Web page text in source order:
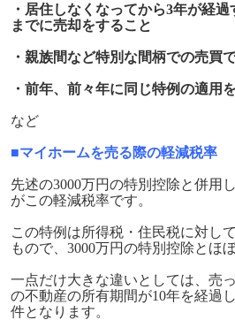
・居住しなくなってから3年が経
までに売却をすること
・親族間など特別な間柄での売買
・前年、前々年に同じ特例の適用
など
■マイホームを売る際の軽減税率
先述の3000万円の特別控除と併用
がこの軽減税率です。
この特例は所得税・住民税に対し
もので、3000万円の特別控除とほ
一点だけ大きな違いとしては、売
の不動産の所有期間が10年を経過
件となります。